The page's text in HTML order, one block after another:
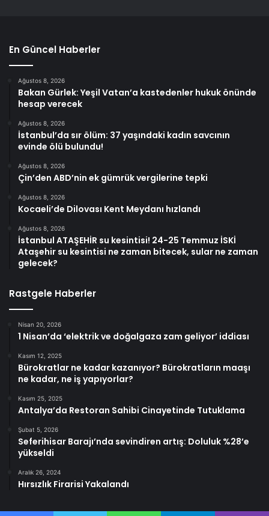
En Güncel Haberler
Ağustos 8, 2026
Bakan Gürlek: Yeşil Vatan’a kastedenler hukuk önünde
hesap verecek
Ağustos 8, 2026
İstanbul’da sır ölüm: 37 yaşındaki kadın savcının
evinde ölü bulundu!
Ağustos 8, 2026
Çin’den ABD’nin ek gümrük vergilerine tepki
Ağustos 8, 2026
Kocaeli’de Dilovası Kent Meydanı hızlandı
Ağustos 8, 2026
İstanbul ATAŞEHİR su kesintisi! 24-25 Temmuz İSKİ
Ataşehir su kesintisi ne zaman bitecek, sular ne zaman
gelecek?
Rastgele Haberler
Nisan 20, 2026
1 Nisan’da ‘elektrik ve doğalgaza zam geliyor’ iddiası
Kasım 12, 2025
Bürokratlar ne kadar kazanıyor? Bürokratların maaşı
ne kadar, ne iş yapıyorlar?
Kasım 25, 2025
Antalya’da Restoran Sahibi Cinayetinde Tutuklama
Şubat 5, 2026
Seferihisar Barajı’nda sevindiren artış: Doluluk %28’e
yükseldi
Aralık 26, 2024
Hırsızlık Firarisi Yakalandı